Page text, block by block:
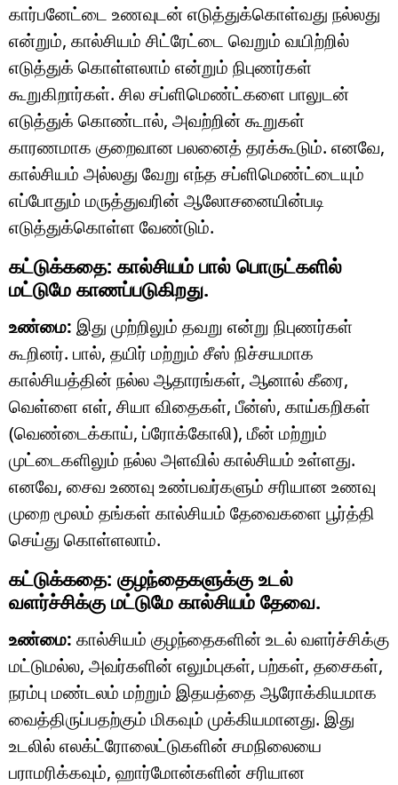
கார்பனேட்டை உணவுடன் எடுத்துக்கொள்வது நல்லது
என்றும், கால்சியம் சிட்ரேட்டை வெறும் வயிற்றில்
எடுத்துக் கொள்ளலாம் என்றும் நிபுணர்கள்
கூறுகிறார்கள். சில சப்ளிமெண்ட்களை பாலுடன்
எடுத்துக் கொண்டால், அவற்றின் கூறுகள்
காரணமாக குறைவான பலனைத் தரக்கூடும். எனவே,
கால்சியம் அல்லது வேறு எந்த சப்ளிமெண்ட்டையும்
எப்போதும் மருத்துவரின் ஆலோசனையின்படி
எடுத்துக்கொள்ள வேண்டும்.
கட்டுக்கதை: கால்சியம் பால் பொருட்களில்
மட்டுமே காணப்படுகிறது.
உண்மை: இது முற்றிலும் தவறு என்று நிபுணர்கள்
கூறினர். பால், தயிர் மற்றும் சீஸ் நிச்சயமாக
கால்சியத்தின் நல்ல ஆதாரங்கள், ஆனால் கீரை,
வெள்ளை எள், சியா விதைகள், பீன்ஸ், காய்கறிகள்
(வெண்டைக்காய், ப்ரோக்கோலி), மீன் மற்றும்
முட்டைகளிலும் நல்ல அளவில் கால்சியம் உள்ளது.
எனவே, சைவ உணவு உண்பவர்களும் சரியான உணவு
முறை மூலம் தங்கள் கால்சியம் தேவைகளை பூர்த்தி
செய்து கொள்ளலாம்.
கட்டுக்கதை: குழந்தைகளுக்கு உடல்
வளர்ச்சிக்கு மட்டுமே கால்சியம் தேவை.
உண்மை: கால்சியம் குழந்தைகளின் உடல் வளர்ச்சிக்கு
மட்டுமல்ல, அவர்களின் எலும்புகள், பற்கள், தசைகள்,
நரம்பு மண்டலம் மற்றும் இதயத்தை ஆரோக்கியமாக
வைத்திருப்பதற்கும் மிகவும் முக்கியமானது. இது
உடலில் எலக்ட்ரோலைட்டுகளின் சமநிலையை
பராமரிக்கவும், ஹார்மோன்களின் சரியான